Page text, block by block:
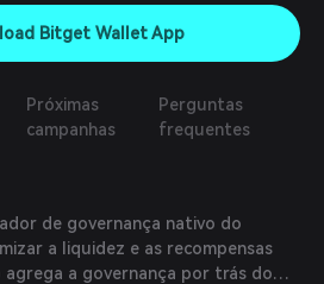
Bitget Wallet App
Próximas
campanhas
Perguntas
frequentes
de governança nativo do
a liquidez e as recompensas
a governança por trás do